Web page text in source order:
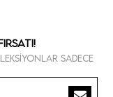
sadece